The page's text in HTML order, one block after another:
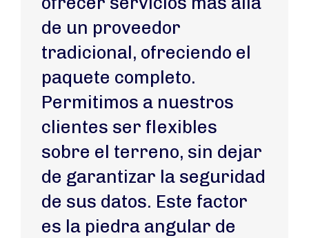
de un proveedor
tradicional, ofreciendo el
paquete completo.
Permitimos a nuestros
clientes ser flexibles
sobre el terreno, sin dejar
de garantizar la seguridad
de sus datos. Este factor
es la piedra angular de